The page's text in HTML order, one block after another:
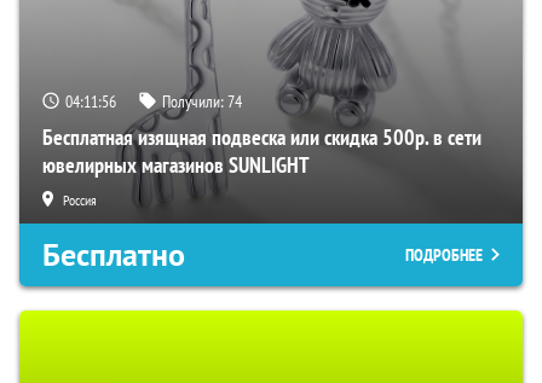
04:11:55 Получили:74
Бесплатная изящная подвеска или скидка 500р. в сети
ювелирных магазинов SUNLIGHT
Россия
Бесплатно ПОДРОБНЕЕ